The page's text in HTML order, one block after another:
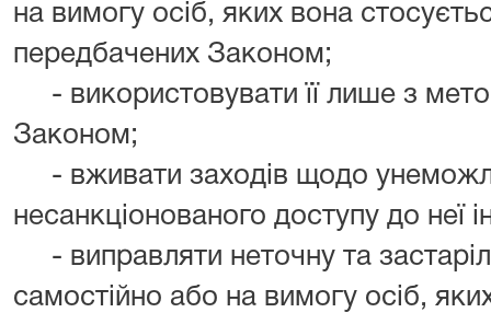
на вимогу осіб, яких вона
передбачених Законом;
- використовувати її лише з
Законом;
- вживати заходів щодо
несанкціонованого доступу до неї
- виправляти неточну та
самостійно або на вимогу осіб,